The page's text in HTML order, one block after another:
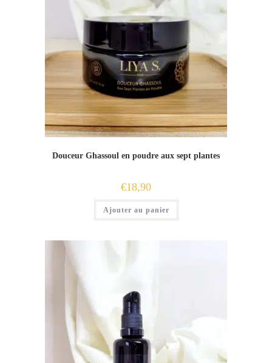
Douceur Ghassoul en poudre aux sept plantes
€18,90
Ajouter au panier